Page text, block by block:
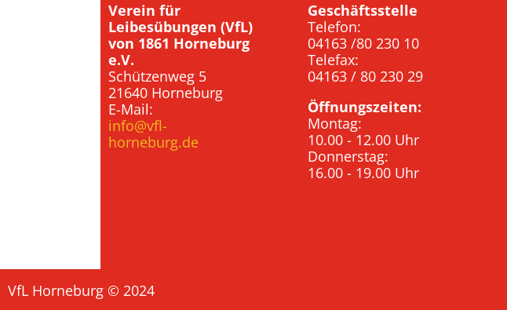
Verein für
Leibesübungen (VfL)
von 1861 Horneburg
e.V.
Schützenweg 5
21640 Horneburg
E-Mail:
info@vfl-
horneburg.de
Geschäftsstelle
Telefon:
04163 /80 230 10
Telefax:
04163 / 80 230 29
Öffnungszeiten:
Montag:
10.00 - 12.00 Uhr
Donnerstag:
16.00 - 19.00 Uhr
VfL Horneburg © 2024